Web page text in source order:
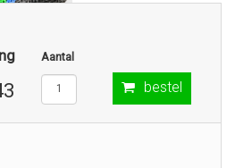
Aantal
bestel